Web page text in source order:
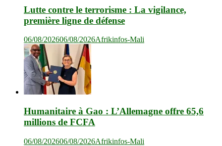
Lutte contre le terrorisme : La vigilance,
première ligne de défense
06/08/202606/08/2026Afrikinfos-Mali
Humanitaire à Gao : L’Allemagne offre 65,6
millions de FCFA
06/08/202606/08/2026Afrikinfos-Mali